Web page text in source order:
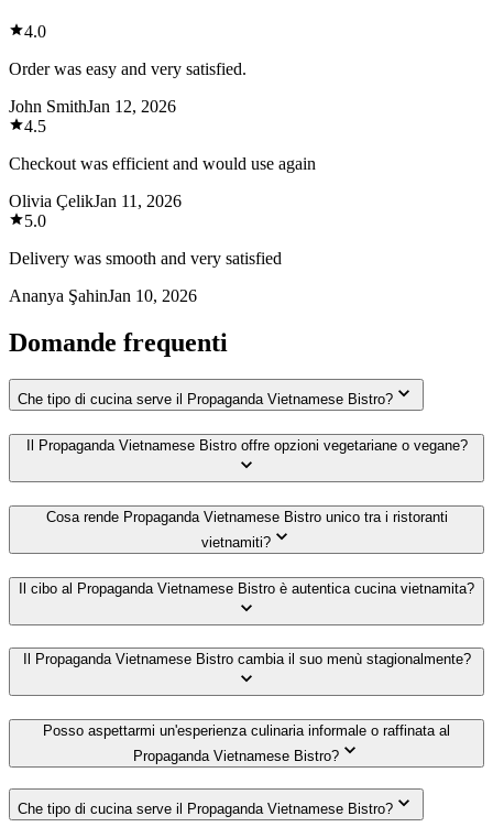
4.0
Order was easy and very satisfied.
John SmithJan 12, 2026
4.5
Checkout was efficient and would use again
Olivia ÇelikJan 11, 2026
5.0
Delivery was smooth and very satisfied
Ananya ŞahinJan 10, 2026
Domande frequenti
Che tipo di cucina serve il Propaganda Vietnamese Bistro?
Il Propaganda Vietnamese Bistro offre opzioni vegetariane o vegane?
Cosa rende Propaganda Vietnamese Bistro unico tra i ristoranti
vietnamiti?
Il cibo al Propaganda Vietnamese Bistro è autentica cucina vietnamita?
Il Propaganda Vietnamese Bistro cambia il suo menù stagionalmente?
Posso aspettarmi un'esperienza culinaria informale o raffinata al
Propaganda Vietnamese Bistro?
Che tipo di cucina serve il Propaganda Vietnamese Bistro?